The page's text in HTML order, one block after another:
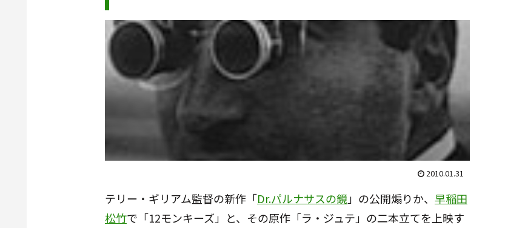
2010.01.31
テリー・ギリアム監督の新作「Dr.パルナサスの鏡 」の公開煽りか、 早稲田
松竹で「12モンキーズ 」と、その原作「ラ・ジュテ 」の二本立てを上映す